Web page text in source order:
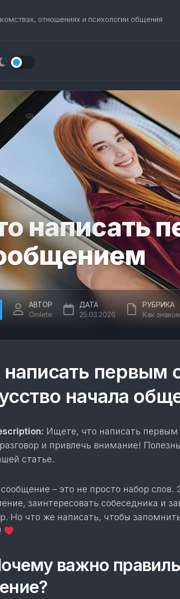
отношениях и психологии общения
написать
АВТОР
Omlete
ДАТА
25.03.2026
РУБРИКА
Как
написать первым
начала
Ищете, что написать
и привлечь внимание!
статье.
– это не просто набор
заинтересовать собеседника и
Но что же написать, чтобы
важно